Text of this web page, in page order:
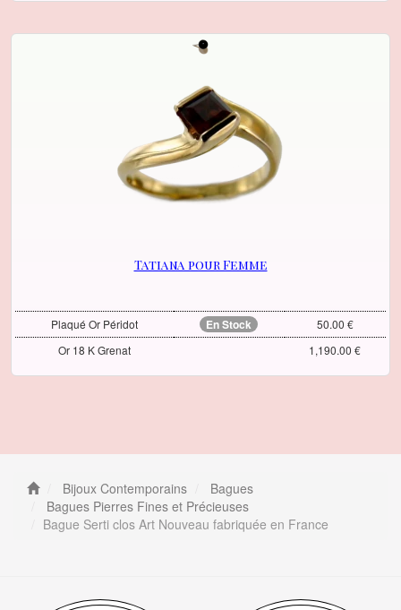
Tatiana pour Femme
Plaqué Or Péridot En Stock
50.00 €
Or 18 K Grenat
1,190.00 €
Bijoux Contemporains
Bagues
Bagues Pierres Fines et Précieuses
Bague Serti clos Art Nouveau fabriquée en France